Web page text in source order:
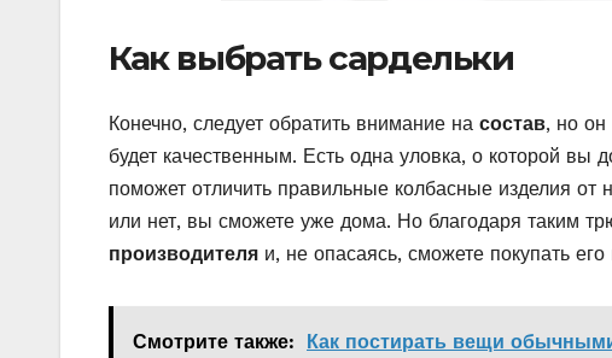
Как выбрать сардельки
Конечно, следует обратить внимание на состав, но он
будет качественным. Есть одна уловка, о которой
поможет отличить правильные колбасные изделия от
или нет, вы сможете уже дома. Но благодаря таким
производителя и, не опасаясь, сможете покупать
Смотрите также: Как постирать вещи